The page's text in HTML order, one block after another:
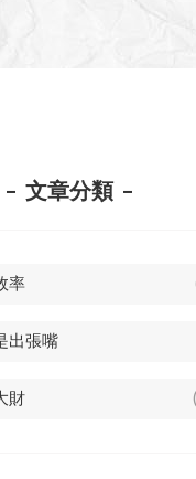
文章分類
率
出張嘴
財